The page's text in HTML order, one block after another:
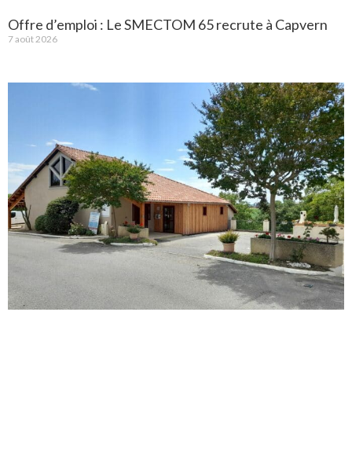
Offre d’emploi : Le SMECTOM 65 recrute à Capvern
7 août 2026